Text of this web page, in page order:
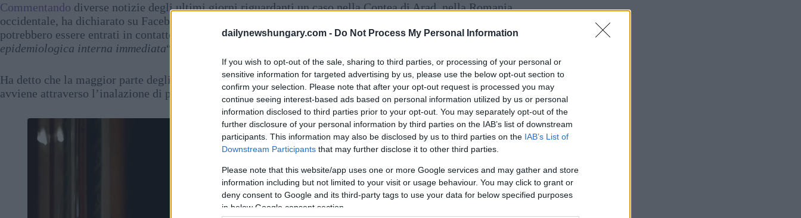
dailynewshungary.com - Do Not Process My Personal Information
If you wish to opt-out of the sale, sharing to third parties, or processing of your personal or
sensitive information for targeted advertising by us, please use the below opt-out section to
confirm your selection. Please note that after your opt-out request is processed you may
continue seeing interest-based ads based on personal information utilized by us or personal
information disclosed to third parties prior to your opt-out. You may separately opt-out of the
further disclosure of your personal information by third parties on the IAB’s list of downstream
participants. This information may also be disclosed by us to third parties on the IAB’s List of
Downstream Participants that may further disclose it to other third parties.
Please note that this website/app uses one or more Google services and may gather and store
information including but not limited to your visit or usage behaviour. You may click to grant or
deny consent to Google and its third-party tags to use your data for below specified purposes
in below Google consent section.
Commentando diverse notizie degli ultimi giorni riguardanti un caso nella Contea di Arad, nella Romania
occidentale, ha dichiarato su Facebook che non ci sono ungheresi infetti noti, né ci sono ungheresi noti che
potrebbero essere entrati in contatto con persone colpite dall’epidemia,“quindi non c’è una minaccia
epidemiologica interna immediata“.
Ha detto che la maggior parte degli hantavirus non si diffonde da persona a persona. L’infezione di solito
avviene attraverso l’inalazione di polvere contaminata da urina, feci o saliva di roditori infetti, ha detto.